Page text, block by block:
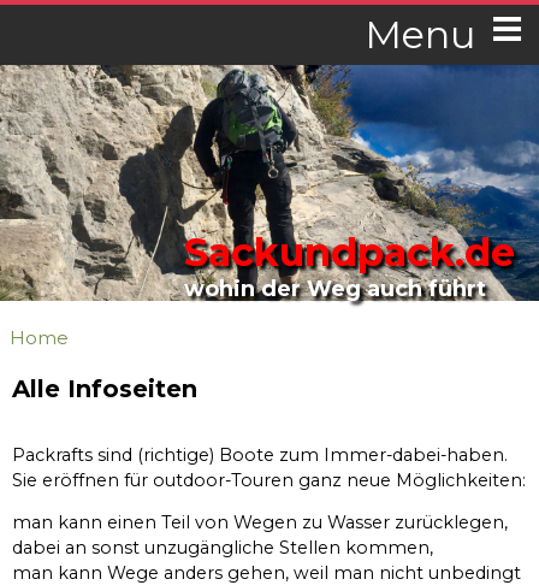
Menu
Sackundpack.de
wohin der Weg auch führt
Home
Alle Infoseiten
Packrafts sind (richtige) Boote zum Immer-dabei-haben.
Sie eröffnen für outdoor-Touren ganz neue Möglichkeiten:
man kann einen Teil von Wegen zu Wasser zurücklegen,
dabei an sonst unzugängliche Stellen kommen,
man kann Wege anders gehen, weil man nicht unbedingt